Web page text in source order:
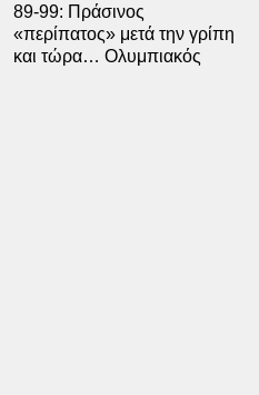
89-99: Πράσινος
«περίπατος» μετά την γρίπη
και τώρα… Ολυμπιακός